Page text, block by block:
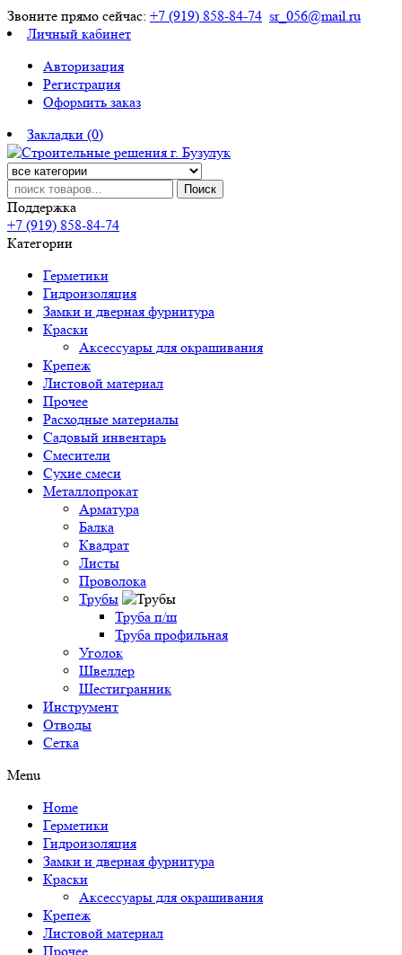
Звоните прямо сейчас: +7 (919) 858-84-74 sr_056@mail.ru
Личный кабинет
Авторизация
Регистрация
Оформить заказ
Закладки (0)
Поиск
Поддержка
+7 (919) 858-84-74
Категории
Герметики
Гидроизоляция
Замки и дверная фурнитура
Краски
Аксессуары для окрашивания
Крепеж
Листовой материал
Прочее
Расходные материалы
Садовый инвентарь
Смесители
Сухие смеси
Металлопрокат
Арматура
Балка
Квадрат
Листы
Проволока
Трубы
Труба п/ш
Труба профильная
Уголок
Швеллер
Шестигранник
Инструмент
Отводы
Сетка
Menu
Home
Герметики
Гидроизоляция
Замки и дверная фурнитура
Краски
Аксессуары для окрашивания
Крепеж
Листовой материал
Прочее